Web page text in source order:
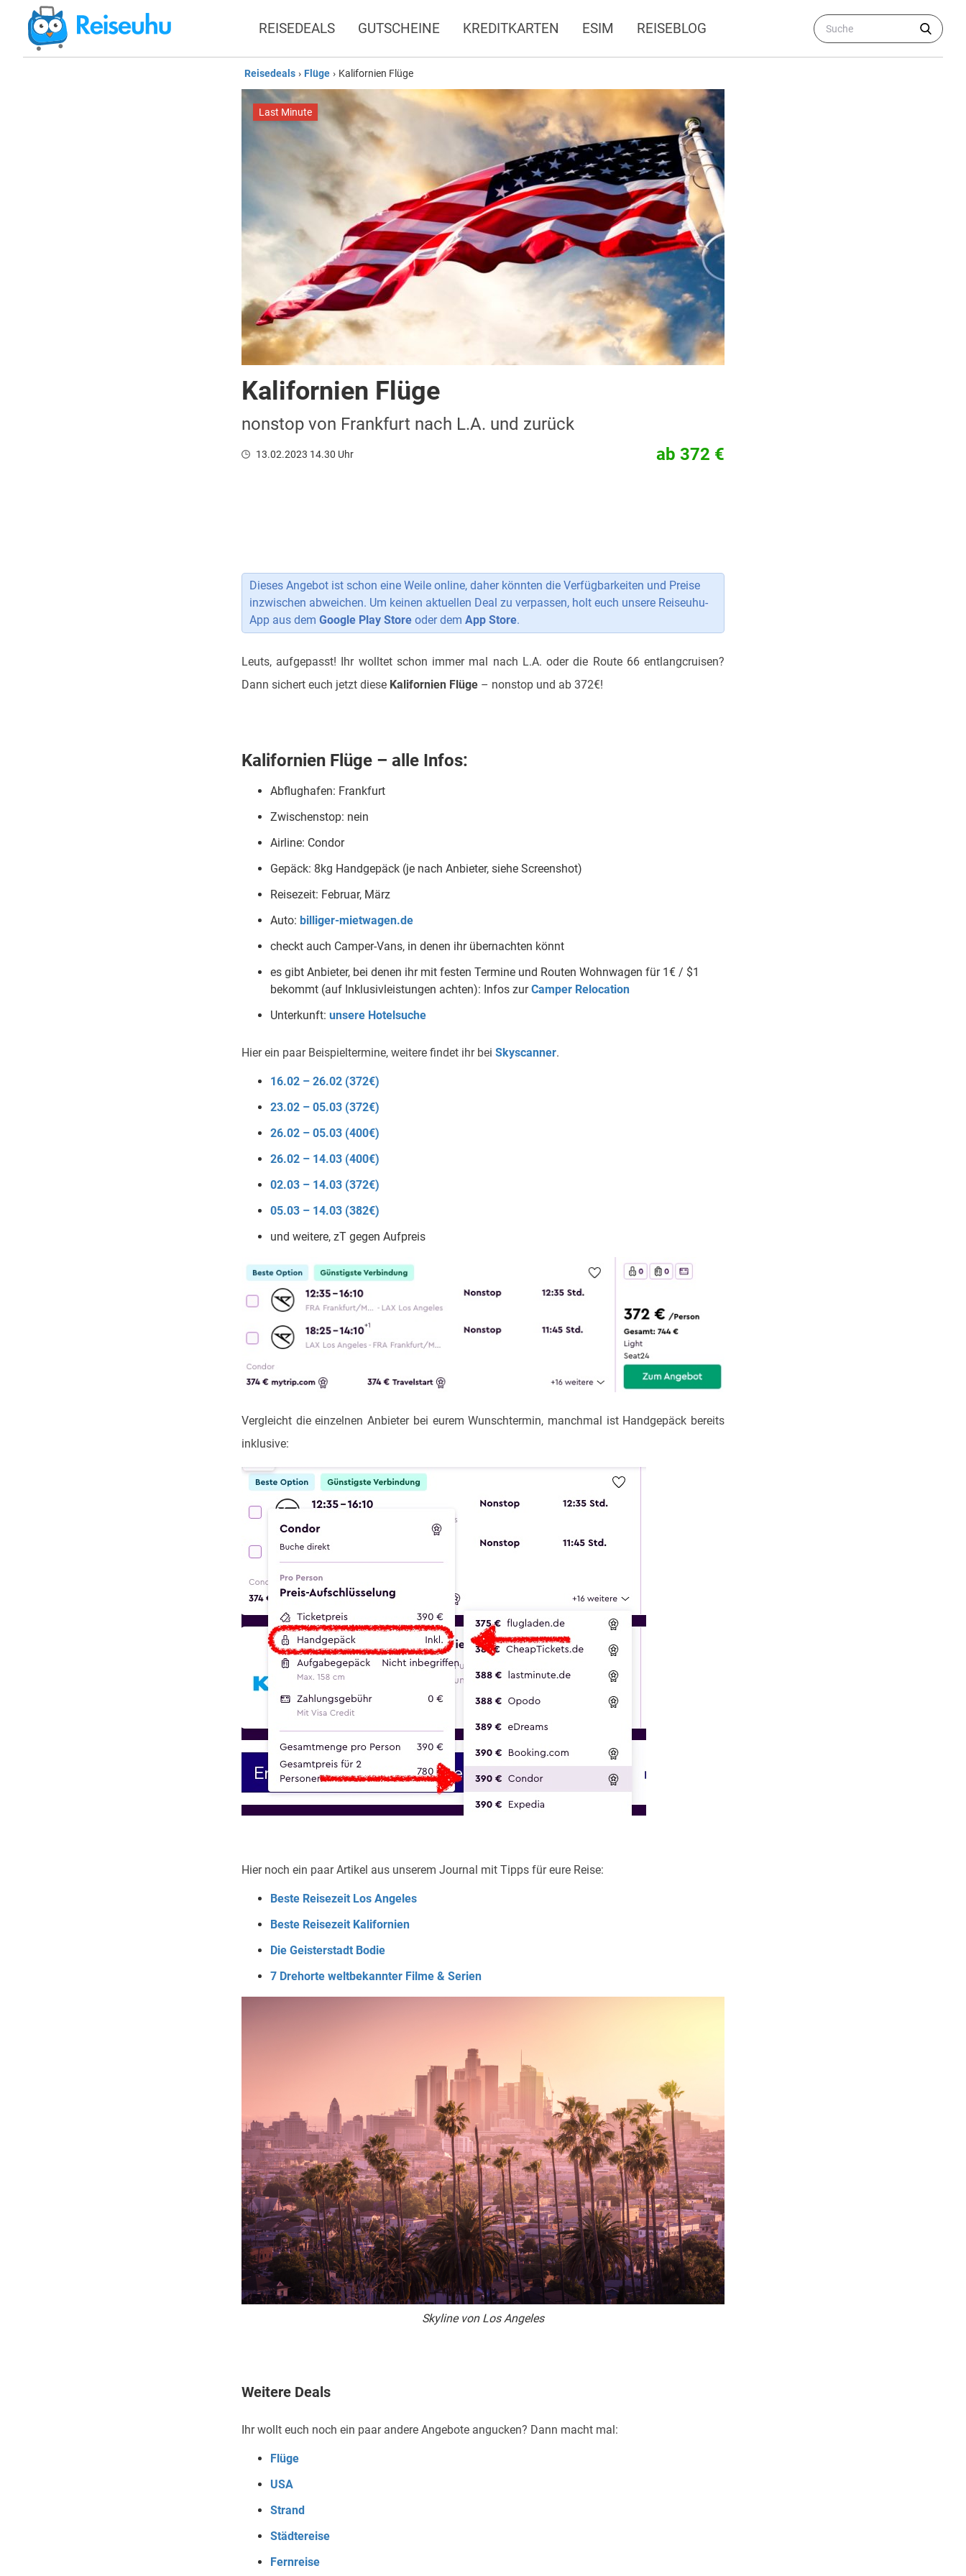
REISEDEALS GUTSCHEINE KREDITKARTEN ESIM REISEBLOG
Reisedeals › Flüge › Kalifornien Flüge
Last Minute
Kalifornien Flüge
nonstop von Frankfurt nach L.A. und zurück
13.02.2023 14.30 Uhr ab 372 €
Dieses Angebot ist schon eine Weile online, daher könnten die Verfügbarkeiten und Preise
inzwischen abweichen. Um keinen aktuellen Deal zu verpassen, holt euch unsere Reiseuhu-
App aus dem Google Play Store oder dem App Store.
Leuts, aufgepasst! Ihr wolltet schon immer mal nach L.A. oder die Route 66 entlangcruisen?
Dann sichert euch jetzt diese Kalifornien Flüge – nonstop und ab 372€!
Kalifornien Flüge – alle Infos:
Abflughafen: Frankfurt
Zwischenstop: nein
Airline: Condor
Gepäck: 8kg Handgepäck (je nach Anbieter, siehe Screenshot)
Reisezeit: Februar, März
Auto: billiger-mietwagen.de
checkt auch Camper-Vans, in denen ihr übernachten könnt
es gibt Anbieter, bei denen ihr mit festen Termine und Routen Wohnwagen für 1€ / $1
bekommt (auf Inklusivleistungen achten): Infos zurCamper Relocation
Unterkunft: unsere Hotelsuche
Hier ein paar Beispieltermine, weitere findet ihr bei Skyscanner.
16.02 – 26.02 (372€)
23.02 – 05.03 (372€)
26.02 – 05.03 (400€)
26.02 – 14.03 (400€)
02.03 – 14.03 (372€)
05.03 – 14.03 (382€)
und weitere, zT gegen Aufpreis
Vergleicht die einzelnen Anbieter bei eurem Wunschtermin, manchmal ist Handgepäck bereits
inklusive:
Hier noch ein paar Artikel aus unserem Journal mit Tipps für eure Reise:
Beste Reisezeit Los Angeles
Beste Reisezeit Kalifornien
Die Geisterstadt Bodie
7 Drehorte weltbekannter Filme & Serien
Skyline von Los Angeles
Weitere Deals
Ihr wollt euch noch ein paar andere Angebote angucken? Dann macht mal:
Flüge
USA
Strand
Städtereise
Fernreise